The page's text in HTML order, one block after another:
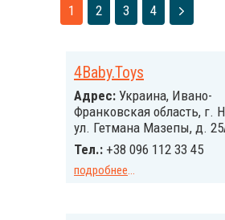
1 2 3 4
4Baby.Toys
Адрес: Украина, Ивано-
Франковская область, г.
ул. Гетмана Мазепы, д.
Тел.: +38 096 112 33 45
подробнее...